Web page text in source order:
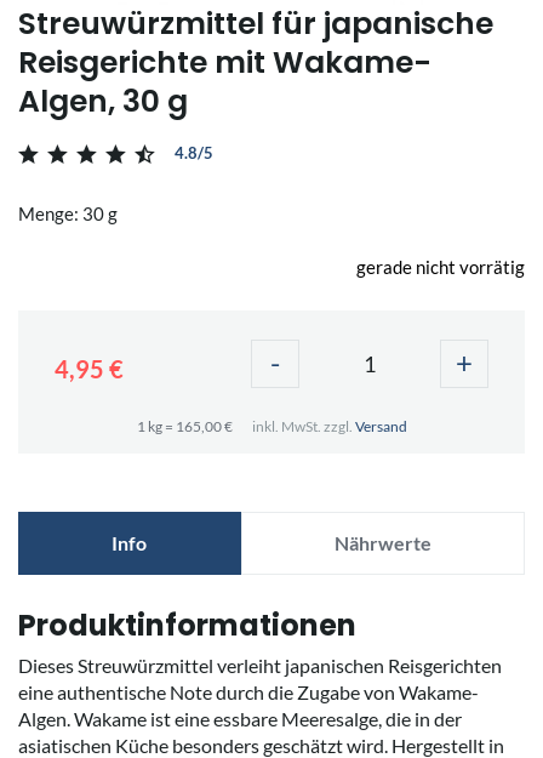
Streuwürzmittel für japanische
Reisgerichte mit Wakame-
Algen, 30 g
4.8/5
Menge: 30 g
gerade nicht vorrätig
4,95 € - +
1 kg = 165,00 € inkl. MwSt. zzgl. Versand
Info Nährwerte
Produktinformationen
Dieses Streuwürzmittel verleiht japanischen Reisgerichten
eine authentische Note durch die Zugabe von Wakame-
Algen. Wakame ist eine essbare Meeresalge, die in der
asiatischen Küche besonders geschätzt wird. Hergestellt in